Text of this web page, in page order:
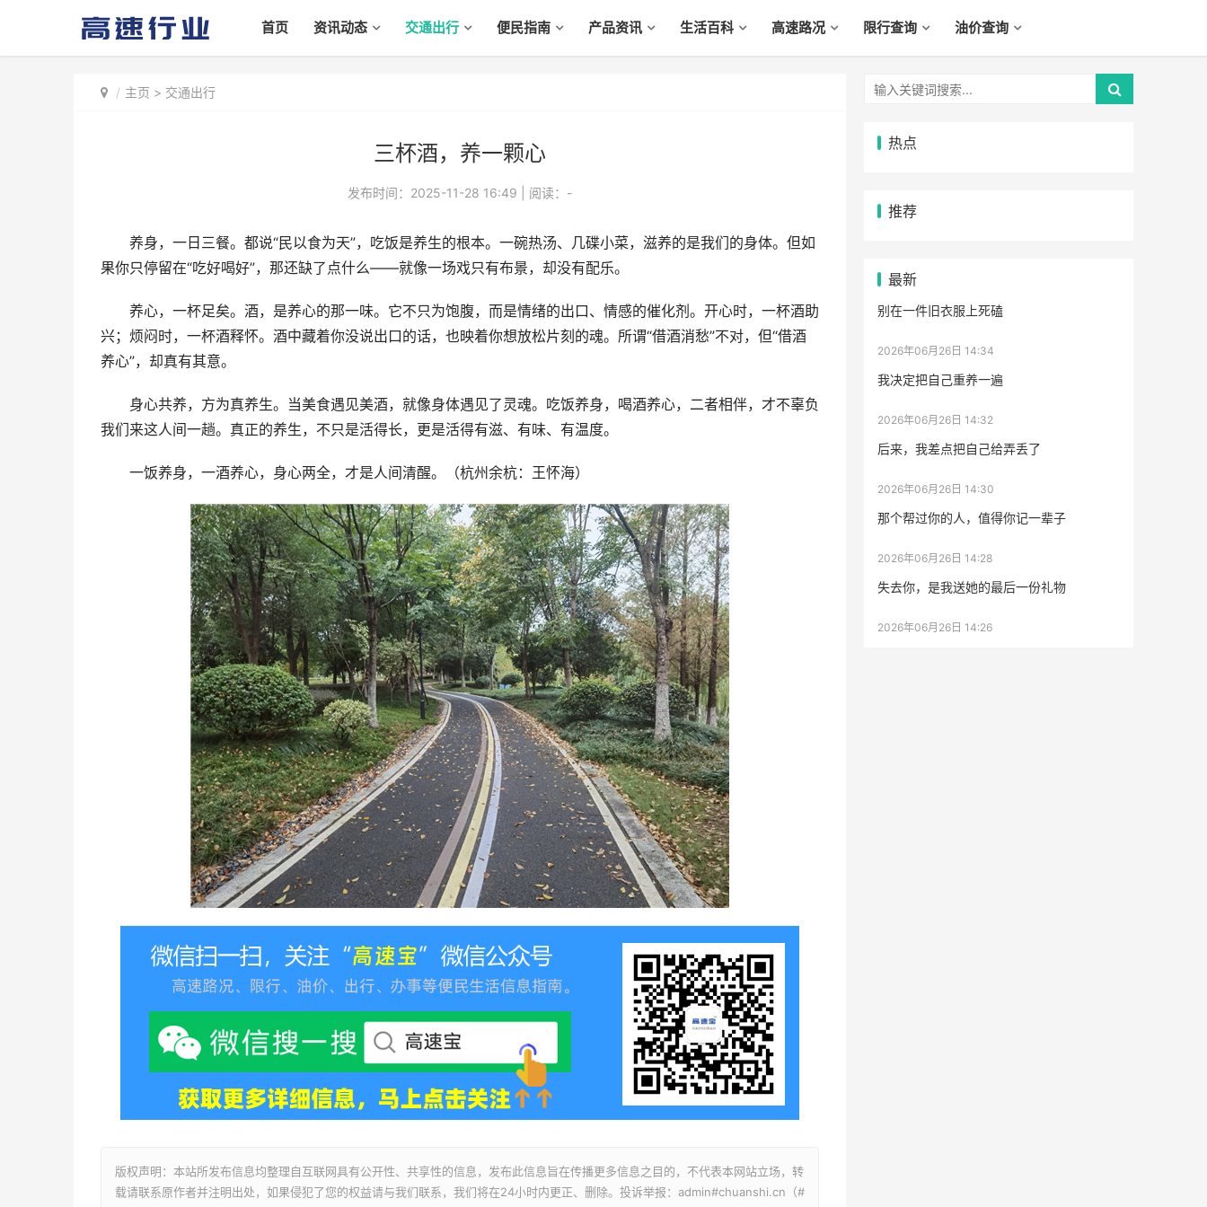
首页 资讯动态 交通出行 便民指南 产品资讯 生活百科 高速路况 限行查询 油价查询
主页 > 交通出行
三杯酒，养一颗心
发布时间：2025-11-28 16:49 阅读： -
养身，一日三餐。都说“民以食为天”，吃饭是养生的根本。一碗热汤、几碟小菜，滋养的是我们的身体。但如
果你只停留在“吃好喝好”，那还缺了点什么——就像一场戏只有布景，却没有配乐。
养心，一杯足矣。酒，是养心的那一味。它不只为饱腹，而是情绪的出口、情感的催化剂。开心时，一杯酒助
兴；烦闷时，一杯酒释怀。酒中藏着你没说出口的话，也映着你想放松片刻的魂。所谓“借酒消愁”不对，但“借酒
养心”，却真有其意。
身心共养，方为真养生。当美食遇见美酒，就像身体遇见了灵魂。吃饭养身，喝酒养心，二者相伴，才不辜负
我们来这人间一趟。真正的养生，不只是活得长，更是活得有滋、有味、有温度。
一饭养身，一酒养心，身心两全，才是人间清醒。（杭州余杭：王怀海）
版权声明：本站所发布信息均整理自互联网具有公开性、共享性的信息，发布此信息旨在传播更多信息之目的，不代表本网站立场，转
载请联系原作者并注明出处，如果侵犯了您的权益请与我们联系，我们将在24小时内更正、删除。投诉举报：admin#chuanshi.cn（#
热点
推荐
最新
别在一件旧衣服上死磕
2026年06月26日 14:34
我决定把自己重养一遍
2026年06月26日 14:32
后来，我差点把自己给弄丢了
2026年06月26日 14:30
那个帮过你的人，值得你记一辈子
2026年06月26日 14:28
失去你，是我送她的最后一份礼物
2026年06月26日 14:26